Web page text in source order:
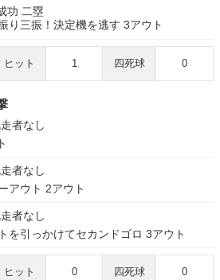
功 二塁
り三振！決定機を逃す 3アウト
ヒット 1 四死球 0
者なし
者なし
アウト 2アウト
者なし
を引っかけてセカンドゴロ 3アウト
ヒット 0 四死球 0